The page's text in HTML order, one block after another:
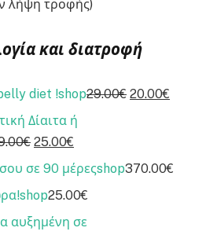
λήψη τροφής)
και διατροφή
diet !shop29.00€ 20.00€
Δίαιτα ή
25.00€
σε 90 μέρεςshop370.00€
shop25.00€
αυξημένη σε